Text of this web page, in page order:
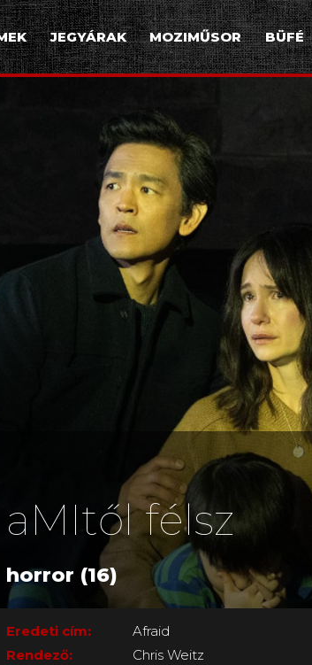
JEGYÁRAK MOZIMŰSOR BÜFÉ
aMItől félsz
horror (16)
Eredeti cím:
Afraid
Rendező:
Chris Weitz